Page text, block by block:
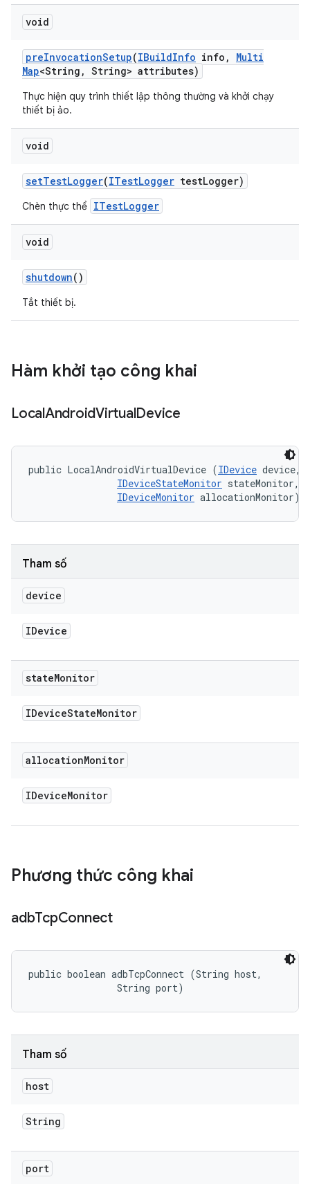
void
preInvocationSetup(IBuildInfo info ,
Multi
Map<String , String> attributes)
Thực hiện quy trình thiết lập thông thường và khởi chạy
thiết bị ảo.
void
setTestLogger(ITestLogger testLogger)
Chèn thực thể ITestLogger
void
shutdown()
Tắt thiết bị.
Hàm khởi tạo công khai
LocalAndroidVirtualDevice
public LocalAndroidVirtualDevice (IDevice device,
IDeviceStateMonitor stateMonitor,
IDeviceMonitor allocationMonitor)
Tham số
device
IDevice
stateMonitor
IDeviceStateMonitor
allocationMonitor
IDeviceMonitor
Phương thức công khai
adbTcpConnect
public boolean adbTcpConnect (String host,
                String port)
Tham số
host
String
port